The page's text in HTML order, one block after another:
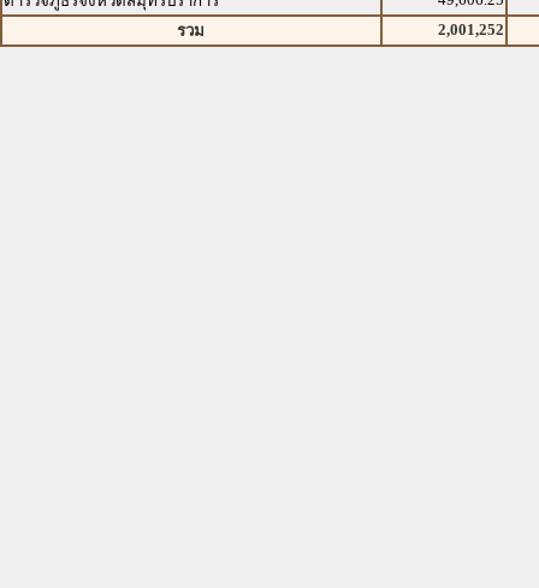
รวม
2,001,252